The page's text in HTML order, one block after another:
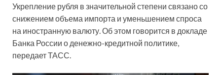
Укрепление рубля в значительной степени связано со
снижением объема импорта и уменьшением спроса
на иностранную валюту. Об этом говорится в докладе
Банка России о денежно-кредитной политике,
передает ТАСС.